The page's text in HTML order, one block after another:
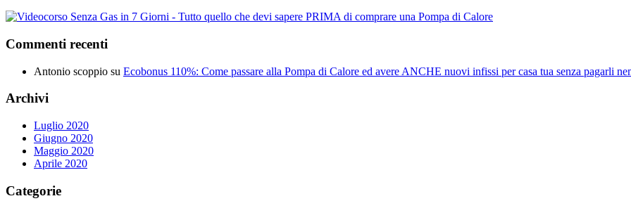
Commenti recenti
Antonio scoppio su Ecobonus 110%: Come passare alla Pompa di Calore ed avere ANCHE nuovi infissi per casa tua senza pagarli
Archivi
Luglio 2020
Giugno 2020
Maggio 2020
Aprile 2020
Categorie